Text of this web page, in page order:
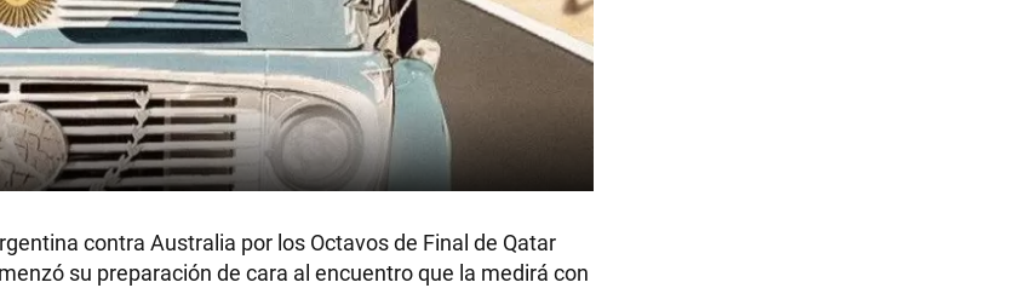
contra Australia por los Octavos de Final de Qatar
su preparación de cara al encuentro que la medirá con